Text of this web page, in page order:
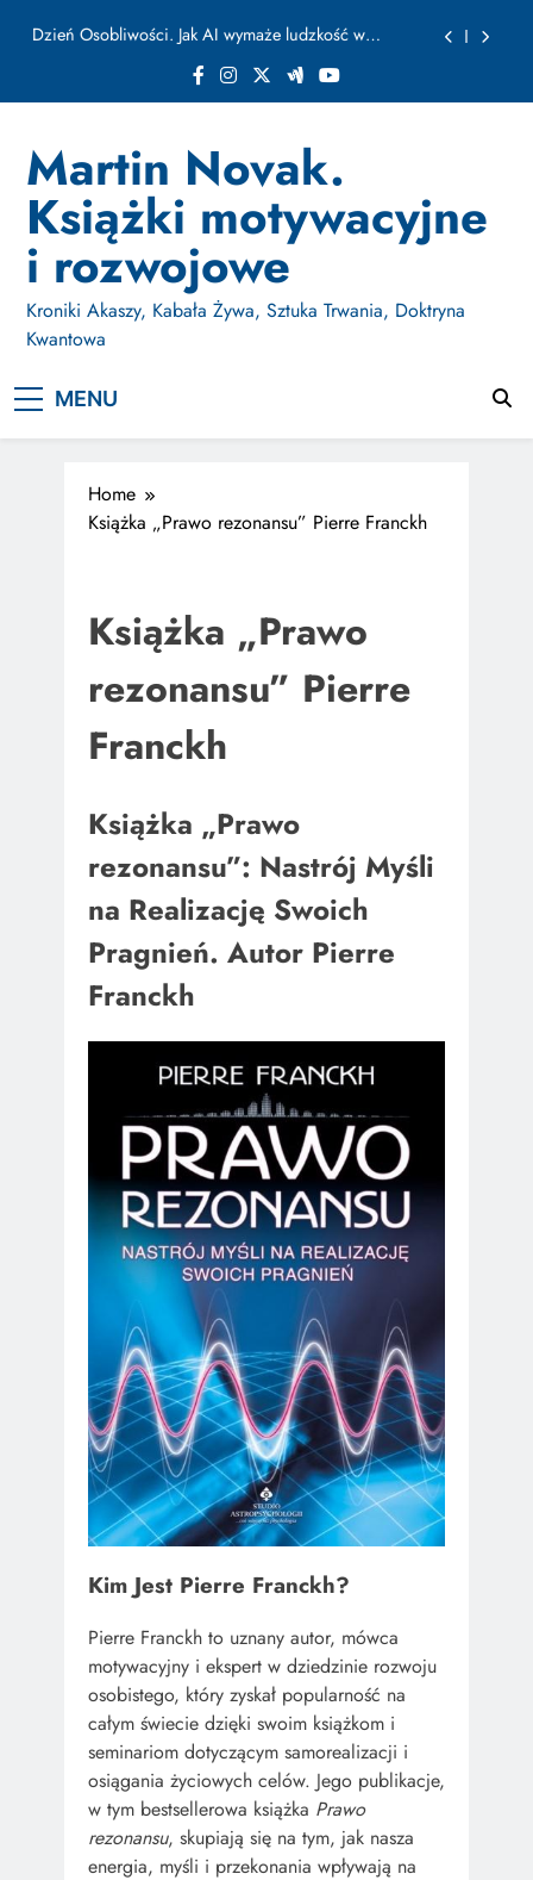
Jak Budować Myślokształty Powodzenia
Jak Projektować i Aktywować Myślokształty dla
Osiągania Celów w Codziennym Życiu
Dzień Osobliwości. Jak AI wymaże ludzkość w
ułamku sekundy
Jak Budować Myślokształty Powodzenia
Jak Projektować i Aktywować Myślokształty dla
Osiągania Celów w Codziennym Życiu
Martin Novak.
Książki motywacyjne
i rozwojowe
Kroniki Akaszy, Kabała Żywa, Sztuka Trwania, Doktryna
Kwantowa
MENU
Home
Książka „Prawo rezonansu” Pierre Franckh
Książka „Prawo
rezonansu” Pierre
Franckh
Książka „Prawo
rezonansu”: Nastrój Myśli
na Realizację Swoich
Pragnień. Autor Pierre
Franckh
Kim Jest Pierre Franckh?
Pierre Franckh to uznany autor, mówca
motywacyjny i ekspert w dziedzinie rozwoju
osobistego, który zyskał popularność na
całym świecie dzięki swoim książkom i
seminariom dotyczącym samorealizacji i
osiągania życiowych celów. Jego publikacje,
w tym bestsellerowa książka Prawo
rezonansu, skupiają się na tym, jak nasza
energia, myśli i przekonania wpływają na